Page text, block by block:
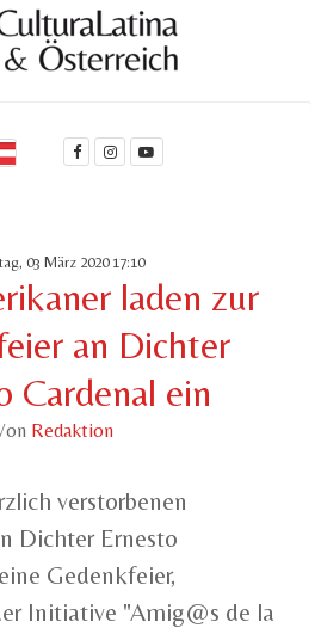
03 März 2020 17:10
laden zur
an Dichter
Cardenal ein
Redaktion
verstorbenen
Dichter Ernesto
Gedenkfeier,
Initiative "Amig@s de la